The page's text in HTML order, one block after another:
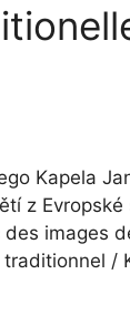
Kapela
z
images
/